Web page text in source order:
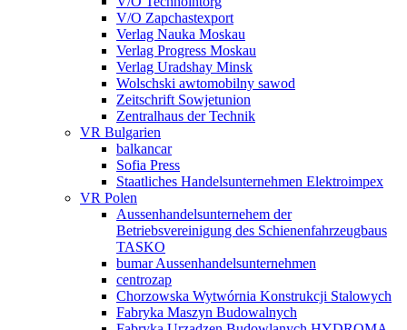
V/O Zapchastexport
Verlag Nauka Moskau
Verlag Progress Moskau
Verlag Uradshay Minsk
Wolschski awtomobilny sawod
Zeitschrift Sowjetunion
Zentralhaus der Technik
VR Bulgarien
balkancar
Sofia Press
Staatliches Handelsunternehmen Elektroimpex
VR Polen
Aussenhandelsunternehem der
Betriebsvereinigung des Schienenfahrzeugbaus
TASKO
bumar Aussenhandelsunternehmen
centrozap
Chorzowska Wytwórnia Konstrukcji Stalowych
Fabryka Maszyn Budowalnych